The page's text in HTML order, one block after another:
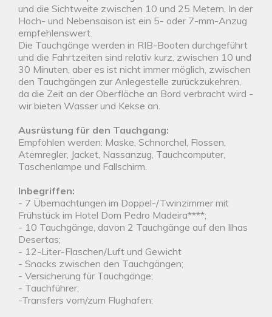
und die Sichtweite zwischen 10 und 25 Metern. In der
Hoch- und Nebensaison ist ein 5- oder 7-mm-Anzug
empfehlenswert.
Die Tauchgänge werden in RIB-Booten durchgeführt
und die Fahrtzeiten sind relativ kurz, zwischen 10 und
30 Minuten, aber es ist nicht immer möglich, zwischen
den Tauchgängen zur Anlegestelle zurückzukehren,
da die Zeit an der Oberfläche an Bord verbracht wird -
wir bieten Wasser und Kekse an.
Ausrüstung für den Tauchgang:
Empfohlen werden: Maske, Schnorchel, Flossen,
Atemregler, Jacket, Nassanzug, Tauchcomputer,
Taschenlampe und Fallschirm.
Inbegriffen:
- 7 Übernachtungen im Doppel-/Twinzimmer mit
Frühstück im Hotel Dom Pedro Madeira****;
- 10 Tauchgänge, davon 2 Tauchgänge auf den Ilhas
Desertas;
- 12-Liter-Flaschen/Luft und Gewicht
- Snacks zwischen den Tauchgängen;
- Versicherung für Tauchgänge;
- Tauchführer;
-Transfers vom/zum Flughafen;